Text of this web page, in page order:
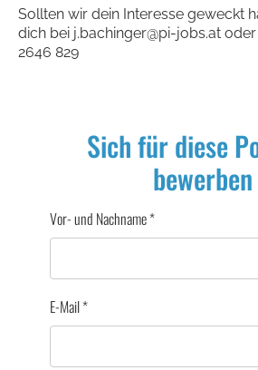
Sollten wir dein Interesse geweckt
dich bei j.bachinger@pi-jobs.at
2646 829
Sich für diese
bewerben
Vor- und Nachname*
E-Mail*